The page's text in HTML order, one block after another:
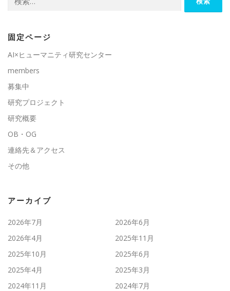
索:
固定ページ
AI×ヒューマニティ研究センター
members
募集中
研究プロジェクト
研究概要
OB・OG
連絡先＆アクセス
その他
アーカイブ
2026年7月
2026年6月
2026年4月
2025年11月
2025年10月
2025年6月
2025年4月
2025年3月
2024年11月
2024年7月